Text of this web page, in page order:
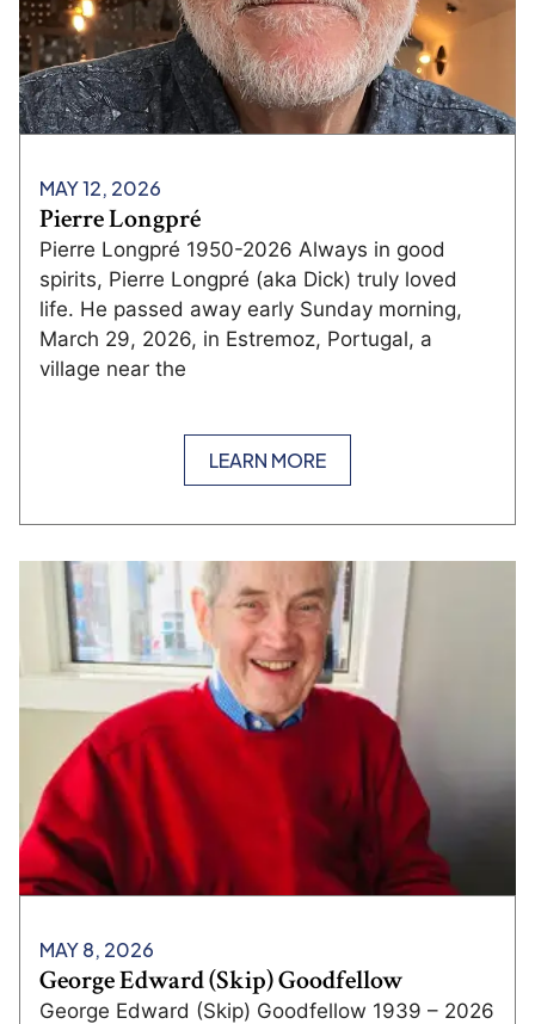
MAY 12, 2026
Pierre Longpré
Pierre Longpré 1950-2026 Always in good
spirits, Pierre Longpré (aka Dick) truly loved
life. He passed away early Sunday morning,
March 29, 2026, in Estremoz, Portugal, a
village near the
LEARN MORE
MAY 8, 2026
George Edward (Skip) Goodfellow
George Edward (Skip) Goodfellow 1939 – 2026